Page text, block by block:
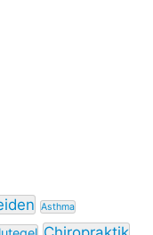
Asthma